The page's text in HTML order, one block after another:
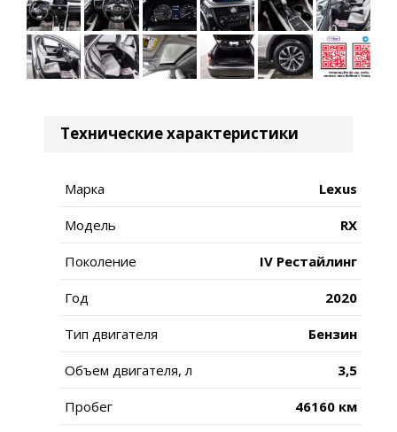
Технические характеристики
Марка Lexus
Модель RX
Поколение IV Рестайлинг
Год 2020
Тип двигателя Бензин
Объем двигателя, л 3,5
Пробег 46160 км